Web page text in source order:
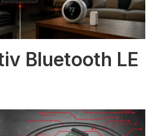
Bluetooth LE